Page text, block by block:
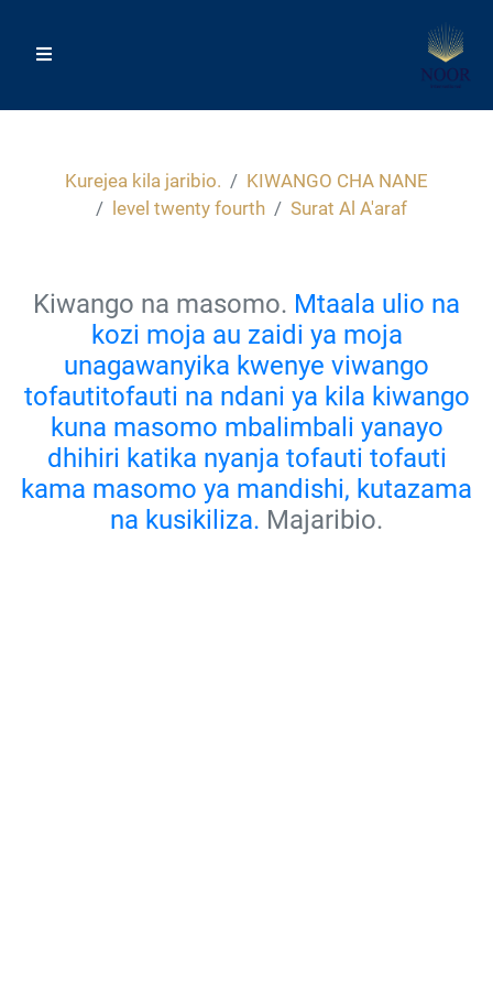
Kurejea kila jaribio.
KIWANGO CHA NANE
level twenty fourth
Surat Al A'araf
Kiwango na masomo. Mtaala ulio na
kozi moja au zaidi ya moja
unagawanyika kwenye viwango
tofautitofauti na ndani ya kila kiwango
kuna masomo mbalimbali yanayo
dhihiri katika nyanja tofauti tofauti
kama masomo ya mandishi, kutazama
na kusikiliza. Majaribio.